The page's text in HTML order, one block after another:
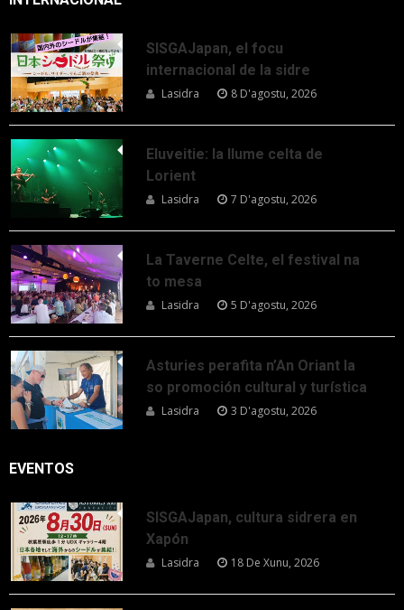
SISGAJapan, el focu
internacional de la sidre
Lasidra 8 D'agostu, 2026
Eluveitie: la llume celta de
Lorient
Lasidra 7 D'agostu, 2026
La Taverne Celte, el festival na
to mesa
Lasidra 5 D'agostu, 2026
Asturies perafita n’An Oriant la
so promoción cultural y turística
Lasidra 3 D'agostu, 2026
EVENTOS
SISGAJapan, cultura sidrera en
Xapón
Lasidra 18 De Xunu, 2026